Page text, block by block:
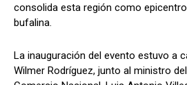
consolida esta región como
bufalina.
La inauguración del evento estuvo a
Wilmer Rodríguez, junto al ministro